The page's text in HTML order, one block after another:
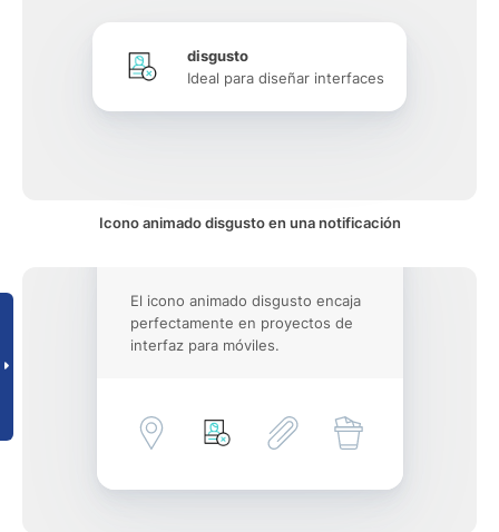
disgusto
Ideal para diseñar interfaces
Icono animado disgusto en una notificación
El icono animado disgusto encaja
perfectamente en proyectos de
interfaz para móviles.